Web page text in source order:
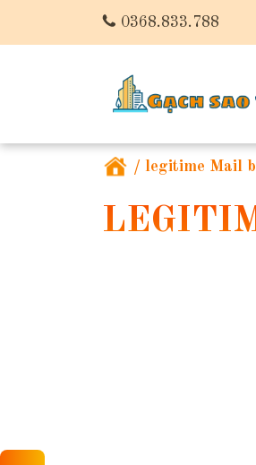
0368.833.788
/ legitime Mail